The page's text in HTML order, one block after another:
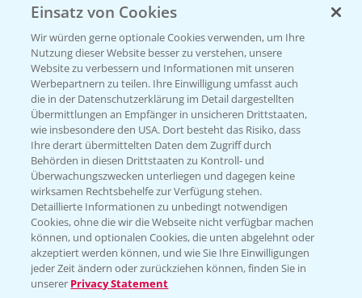
Presse
Vegetables Deutschland
Infos
LINKS
Apps
Wetter Aktuell
BROSCHÜREN
Ackerbau
Saatgut
Einsatz von Cookies
Wir würden gerne optionale Cookies verwenden, um Ihre
Nutzung dieser Website besser zu verstehen, unsere
Website zu verbessern und Informationen mit unseren
Werbepartnern zu teilen. Ihre Einwilligung umfasst auch
die in der Datenschutzerklärung im Detail dargestellten
Übermittlungen an Empfänger in unsicheren Drittstaaten,
wie insbesondere den USA. Dort besteht das Risiko, dass
Ihre derart übermittelten Daten dem Zugriff durch
Behörden in diesen Drittstaaten zu Kontroll- und
Überwachungszwecken unterliegen und dagegen keine
wirksamen Rechtsbehelfe zur Verfügung stehen.
Detaillierte Informationen zu unbedingt notwendigen
Cookies, ohne die wir die Webseite nicht verfügbar machen
können, und optionalen Cookies, die unten abgelehnt oder
akzeptiert werden können, und wie Sie Ihre Einwilligungen
jeder Zeit ändern oder zurückziehen können, finden Sie in
unserer Privacy Statement